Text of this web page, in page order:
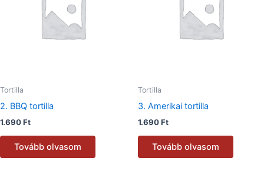
Tortilla
2. BBQ tortilla
1.690Ft
Tovább olvasom
Tortilla
3. Amerikai tortilla
1.690Ft
Tovább olvasom